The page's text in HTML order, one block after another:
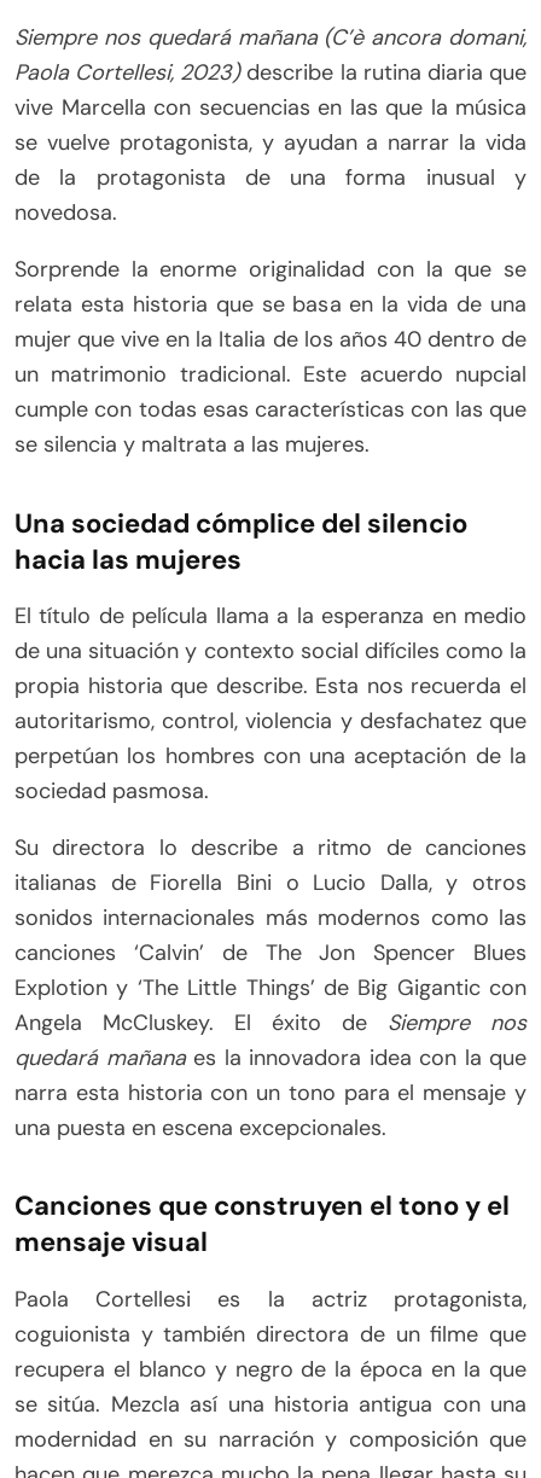
Siempre nos quedará mañana (C’è ancora domani,
Paola Cortellesi, 2023)describe la rutina diaria que
vive Marcella con secuencias en las que la música
se vuelve protagonista, y ayudan a narrar la vida
de la protagonista de una forma inusual y
novedosa.
Sorprende la enorme originalidad con la que se
relata esta historia que se basa en la vida de una
mujer que vive en la Italia de los años 40 dentro de
un matrimonio tradicional. Este acuerdo nupcial
cumple con todas esas características con las que
se silencia y maltrata a las mujeres.
Una sociedad cómplice del silencio
hacia las mujeres
El título de película llama a la esperanza en medio
de una situación y contexto social difíciles como la
propia historia que describe. Esta nos recuerda el
autoritarismo, control, violencia y desfachatez que
perpetúan los hombres con una aceptación de la
sociedad pasmosa.
Su directora lo describe a ritmo de canciones
italianas de Fiorella Bini o Lucio Dalla, y otros
sonidos internacionales más modernos como las
canciones ‘Calvin’ de The Jon Spencer Blues
Explotion y ‘The Little Things’ de Big Gigantic con
Angela McCluskey. El éxito de Siempre nos
quedará mañana es la innovadora idea con la que
narra esta historia con un tono para el mensaje y
una puesta en escena excepcionales.
Canciones que construyen el tono y el
mensaje visual
Paola Cortellesi es la actriz protagonista,
coguionista y también directora de un filme que
recupera el blanco y negro de la época en la que
se sitúa. Mezcla así una historia antigua con una
modernidad en su narración y composición que